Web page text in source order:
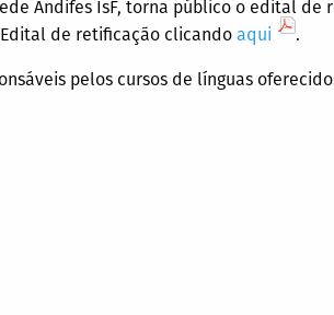
Andifes IsF, torna público o edital
de retificação clicando aqui .
pelos cursos de línguas